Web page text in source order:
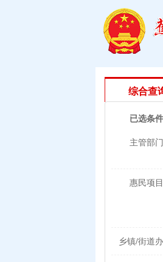
综合查
已选条
主管部门
惠民项目
乡镇/街道办